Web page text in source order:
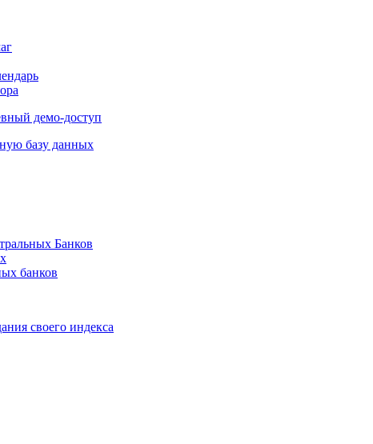
демо-доступ
базу данных
Банков
банков
своего индекса